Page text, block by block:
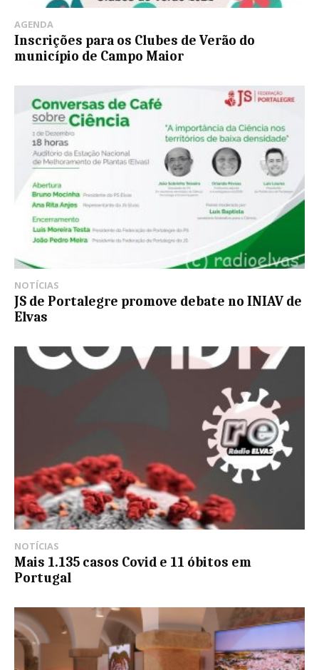
AGENDA
Inscrições para os Clubes de Verão do
município de Campo Maior
NOTÍCIAS
JS de Portalegre promove debate no INIAV de
Elvas
NOTÍCIAS
Mais 1.135 casos Covid e 11 óbitos em
Portugal